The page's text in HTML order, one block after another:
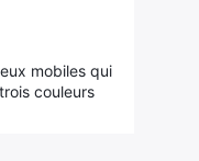
mobiles qui
couleurs